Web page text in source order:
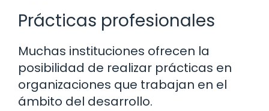
Prácticas profesionales
Muchas instituciones ofrecen la
posibilidad de realizar prácticas en
organizaciones que trabajan en el
ámbito del desarrollo.